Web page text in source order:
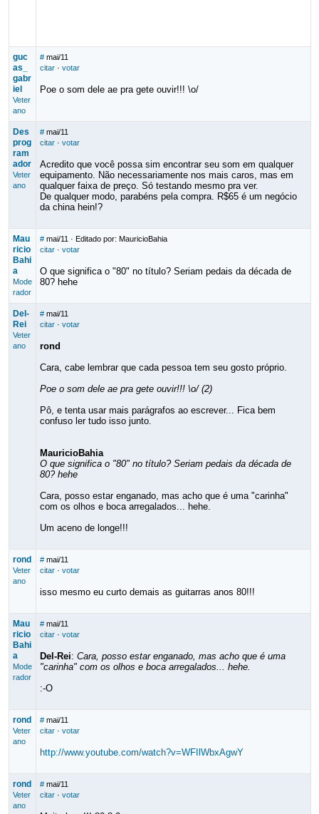
guc
as_
gabr
iel
Veter
ano
# mai/11
citar· votar
Poe o som dele ae pra gete ouvir!!! \o/
Des
prog
ram
ador
Veter
ano
# mai/11
citar· votar
Acredito que você possa sim encontrar seu som em qualquer
equipamento. Não necessariamente nos mais caros, mas em
qualquer faixa de preço. Só testando mesmo pra ver.
De qualquer modo, parabéns pela compra. R$65 é um negócio
da china hein!?
Mau
ricio
Bahi
a
Mode
rador
# mai/11 · Editado por: MauricioBahia
citar· votar
O que significa o "80" no título? Seriam pedais da década de
80? hehe
Del-
Rei
Veter
ano
# mai/11
citar· votar
rond
Cara, cabe lembrar que cada pessoa tem seu gosto próprio.
Poe o som dele ae pra gete ouvir!!! \o/ (2)
Pô, e tenta usar mais parágrafos ao escrever... Fica bem
confuso ler tudo isso junto.
MauricioBahia
O que significa o "80" no título? Seriam pedais da década de
80? hehe
Cara, posso estar enganado, mas acho que é uma "carinha"
com os olhos e boca arregalados... hehe.
Um aceno de longe!!!
rond
Veter
ano
# mai/11
citar· votar
isso mesmo eu curto demais as guitarras anos 80!!!
Mau
ricio
Bahi
a
Mode
rador
# mai/11
citar· votar
Del-Rei: Cara, posso estar enganado, mas acho que é uma
"carinha" com os olhos e boca arregalados... hehe.
:-O
rond
Veter
ano
# mai/11
citar· votar
http://www.youtube.com/watch?v=WFIlWbxAgwY
rond
Veter
ano
# mai/11
citar· votar